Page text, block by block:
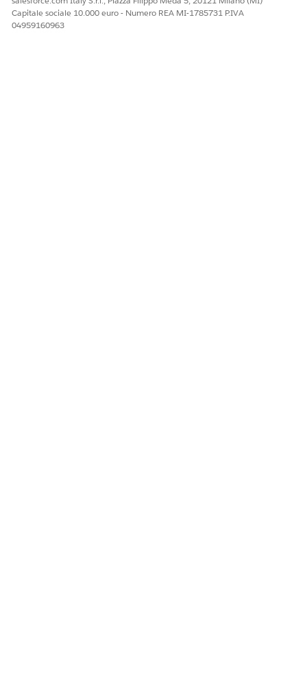
di dati Punteggio.
Capitale sociale 10.000 euro - Numero REA MI-1785731 P.IVA
04959160963